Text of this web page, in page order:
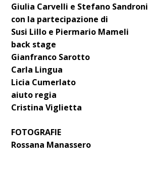
Giulia Carvelli e Stefano Sandroni
con la partecipazione di
Susi Lillo e Piermario Mameli
back stage
Gianfranco Sarotto
Carla Lingua
Licia Cumerlato
aiuto regia
Cristina Viglietta
FOTOGRAFIE
Rossana Manassero